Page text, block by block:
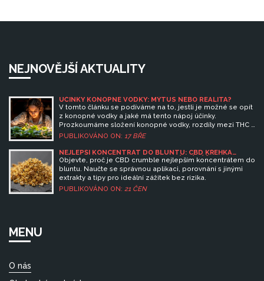
NEJNOVĚJŠÍ AKTUALITY
ÚČINKY KONOPNÉ VODKY: MÝTUS NEBO REALITA?
V tomto článku se podíváme na to, jestli je možné se opít
z konopné vodky a jaké má tento nápoj účinky.
Prozkoumáme složení konopné vodky, rozdíly mezi THC a
CBD, a jak tyto složky ovlivňují naše tělo. Také si povíme
co si dát pozor při jejím konzumování.
PUBLIKOVÁNO ON: 17 BŘE
NEJLEPŠÍ KONCENTRÁT DO BLUNTU: CBD KŘEHKÁ
HMOTA (CRUMBLE) A TIPY PRO IDEÁLNÍ ZÁŽITEK
Objevte, proč je CBD crumble nejlepším koncentrátem do
bluntu. Naučte se správnou aplikaci, porovnání s jinými
extrakty a tipy pro ideální zážitek bez rizika.
PUBLIKOVÁNO ON: 21 ČEN
MENU
O nás